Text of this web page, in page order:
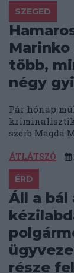
SZEGED
több,
négy
Pár hónap
szerb Magda
ÁTLÁTSZÓ
ÉRD
Áll a bál
része